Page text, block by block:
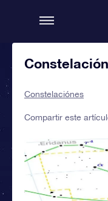
Constelaciónes
Compartir este